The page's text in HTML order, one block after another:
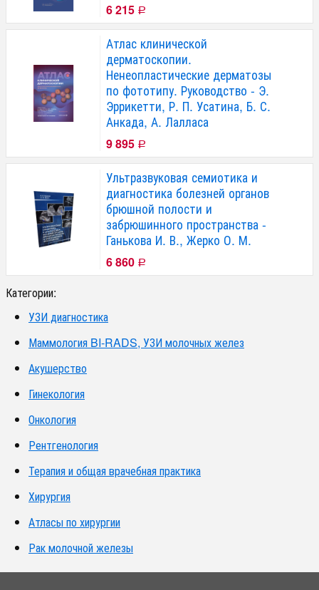
6 215 Р
Атлас клинической
дерматоскопии.
Ненеопластические дерматозы
по фототипу. Руководство - Э.
Эррикетти, Р. П. Усатина, Б. С.
Анкада, А. Лалласа
9 895 Р
Ультразвуковая семиотика и
диагностика болезней органов
брюшной полости и
забрюшинного пространства -
Ганькова И. В., Жерко О. М.
6 860 Р
Категории:
УЗИ диагностика
Маммология BI-RADS, УЗИ молочных желез
Акушерство
Гинекология
Онкология
Рентгенология
Терапия и общая врачебная практика
Хирургия
Атласы по хирургии
Рак молочной железы